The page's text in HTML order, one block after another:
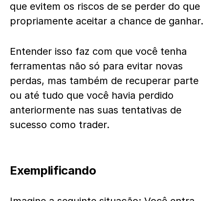
que evitem os riscos de se perder do que
propriamente aceitar a chance de ganhar.
Entender isso faz com que você tenha
ferramentas não só para evitar novas
perdas, mas também de recuperar parte
ou até tudo que você havia perdido
anteriormente nas suas tentativas de
sucesso como trader.
Exemplificando